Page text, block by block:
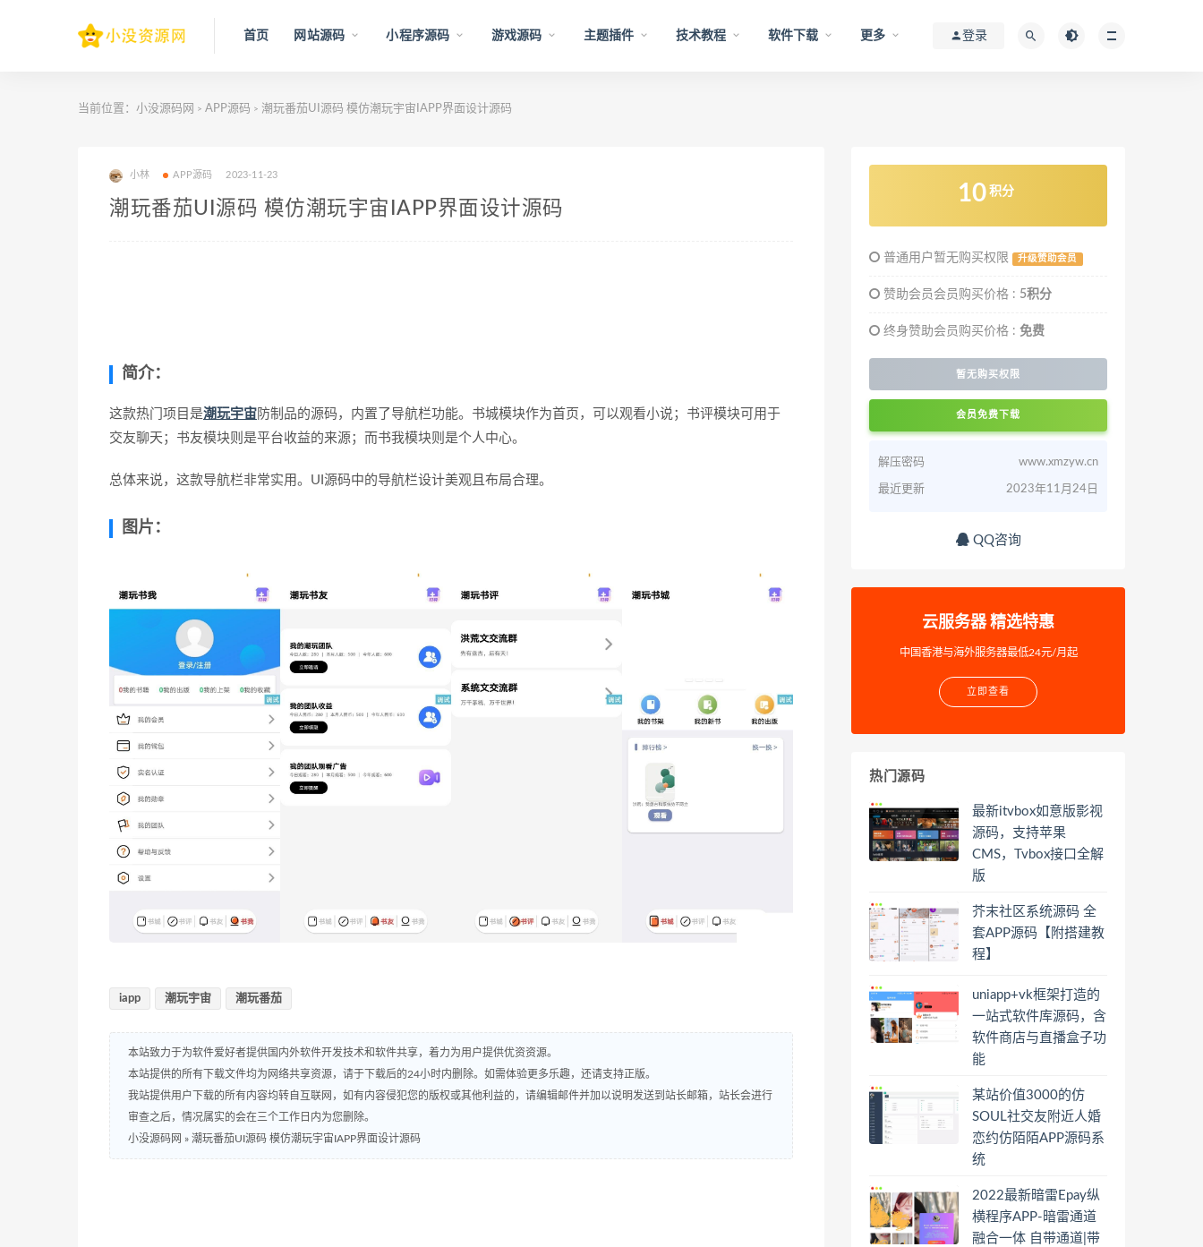
首页 网站源码 小程序源码 游戏源码 主题插件 技术教程 软件下载 更多 登录
当前位置： 小没源码网 > APP源码 > 潮玩番茄UI源码 模仿潮玩宇宙IAPP界面设计源码
小林 APP源码 2023-11-23
潮玩番茄UI源码 模仿潮玩宇宙IAPP界面设计源码
简介：
这款热门项目是潮玩宇宙 防制品的源码，内置了导航栏功能。书城模块作为首页，可以观看小说；书评模块可用于
交友聊天；书友模块则是平台收益的来源；而书我模块则是个人中心。
总体来说，这款导航栏非常实用。UI源码中的导航栏设计美观且布局合理。
图片：
iapp 潮玩宇宙 潮玩番茄
本站致力于为软件爱好者提供国内外软件开发技术和软件共享，着力为用户提供优资资源。
本站提供的所有下载文件均为网络共享资源，请于下载后的24小时内删除。如需体验更多乐趣，还请支持正版。
我站提供用户下载的所有内容均转自互联网，如有内容侵犯您的版权或其他利益的，请编辑邮件并加以说明发送到站长邮箱，站长会进行
审查之后，情况属实的会在三个工作日内为您删除。
小没源码网 » 潮玩番茄UI源码 模仿潮玩宇宙IAPP界面设计源码
10 积分
普通用户暂无购买权限 升级赞助会员
赞助会员会员购买价格 : 5积分
终身赞助会员购买价格 : 免费
暂无购买权限
会员免费下载
解压密码 www.xmzyw.cn
最近更新 2023年11月24日
QQ咨询
云服务器 精选特惠
中国香港与海外服务器最低24元/月起
立即查看
热门源码
最新itvbox如意版影视
源码，支持苹果
CMS，Tvbox接口全解
版
芥末社区系统源码 全
套APP源码【附搭建教
程】
uniapp+vk框架打造的
一站式软件库源码，含
软件商店与直播盒子功
能
某站价值3000的仿
SOUL社交友附近人婚
恋约仿陌陌APP源码系
统
2022最新暗雷Epay纵
横程序APP-暗雷通道
融合一体 自带通道|带